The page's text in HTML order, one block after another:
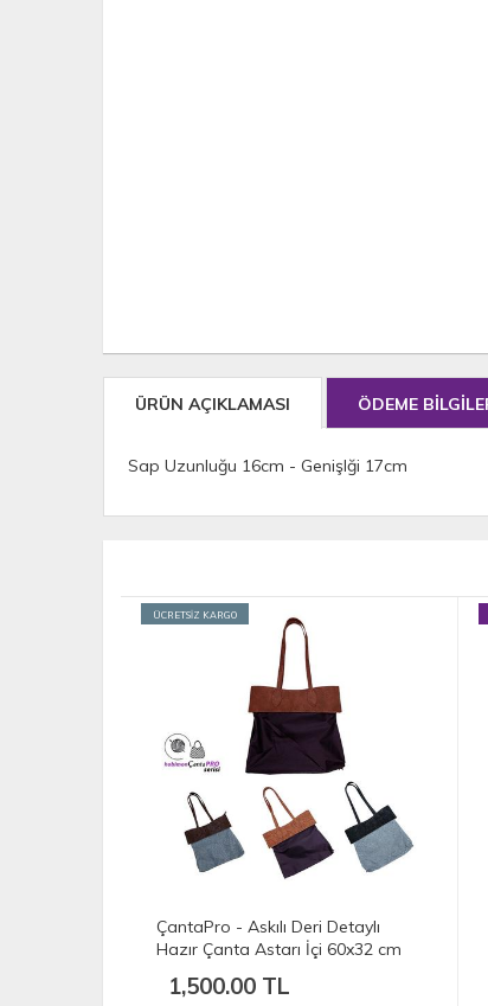
ÜRÜN AÇIKLAMASI ÖDEME
Sap Uzunluğu 16cm - Genişlği 17cm
YENİ
ÇantaPro - 45x10 Plaj Deri Çanta
Tabanı
140.00 TL